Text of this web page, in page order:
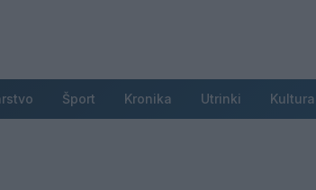
Šport Kronika Utrinki Kultura